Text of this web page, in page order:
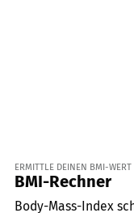
ERMITTLE DEINEN BMI-WERT
BMI-Rechner
Body-Mass-Index